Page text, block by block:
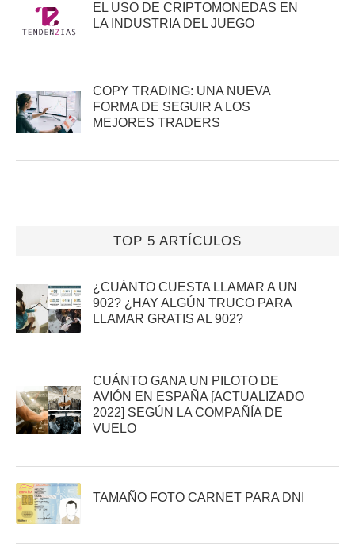
EL USO DE CRIPTOMONEDAS EN
LA INDUSTRIA DEL JUEGO
COPY TRADING: UNA NUEVA
FORMA DE SEGUIR A LOS
MEJORES TRADERS
TOP 5 ARTÍCULOS
¿CUÁNTO CUESTA LLAMAR A UN
902? ¿HAY ALGÚN TRUCO PARA
LLAMAR GRATIS AL 902?
CUÁNTO GANA UN PILOTO DE
AVIÓN EN ESPAÑA [ACTUALIZADO
2022] SEGÚN LA COMPAÑÍA DE
VUELO
TAMAÑO FOTO CARNET PARA DNI